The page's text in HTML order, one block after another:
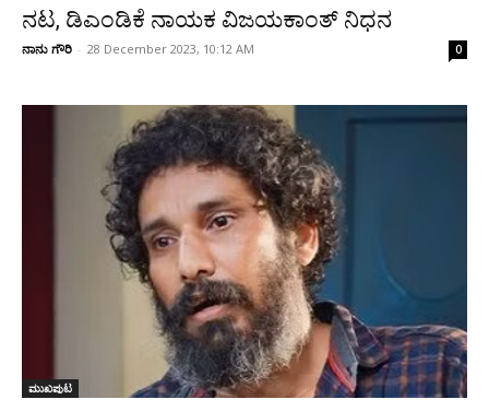
ನಟ, ಡಿಎಂಡಿಕೆ ನಾಯಕ ವಿಜಯಕಾಂತ್ ನಿಧನ
ನಾನು ಗೌರಿ - 28 December 2023, 10:12 AM 0
ಮುಖಪುಟ